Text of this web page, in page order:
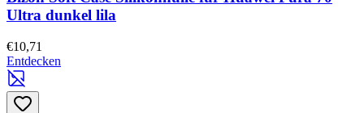
Ultra dunkel lila
€10,71
Entdecken